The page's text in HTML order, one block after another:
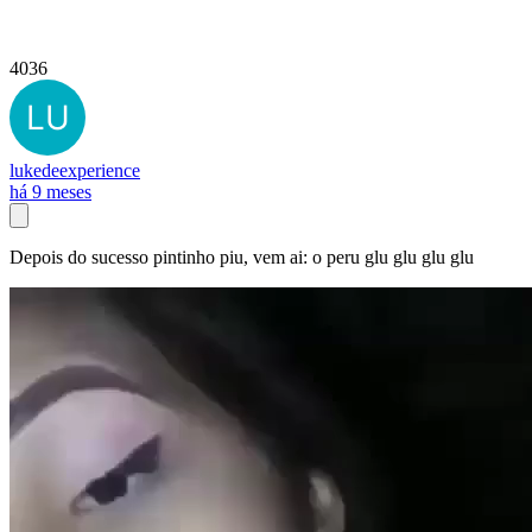
4036
lukedeexperience
há 9 meses
Depois do sucesso pintinho piu, vem ai: o peru glu glu glu glu